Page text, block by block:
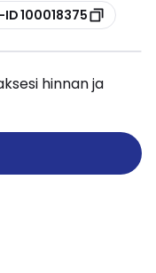
100018375
hinnan ja